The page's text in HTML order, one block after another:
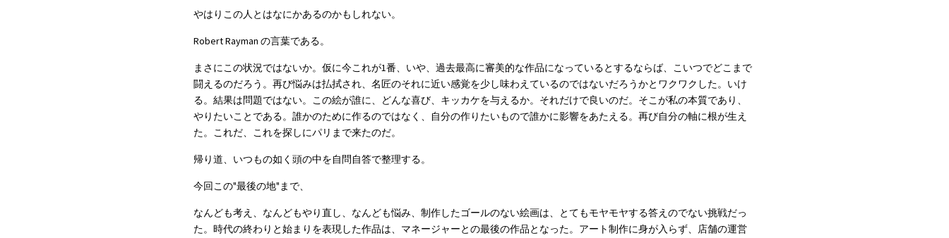
やはりこの人とはなにかあるのかもしれない。
Robert Rayman の言葉である。
まさにこの状況ではないか。仮に今これが1番、いや、過去最高に審美的な作品になっているとするならば、こいつでどこまで
闘えるのだろう。再び悩みは払拭され、名匠のそれに近い感覚を少し味わえているのではないだろうかとワクワクした。いけ
る。結果は問題ではない。この絵が誰に、どんな喜び、キッカケを与えるか。それだけで良いのだ。そこが私の本質であり、
やりたいことである。誰かのために作るのではなく、自分の作りたいもので誰かに影響をあたえる。再び自分の軸に根が生え
た。これだ、これを探しにパリまで来たのだ。
帰り道、いつもの如く頭の中を自問自答で整理する。
今回この"最後の地"まで、
なんども考え、なんどもやり直し、なんども悩み、制作したゴールのない絵画は、とてもモヤモヤする答えのでない挑戦だっ
た。時代の終わりと始まりを表現した作品は、マネージャーとの最後の作品となった。アート制作に身が入らず、店舗の運営